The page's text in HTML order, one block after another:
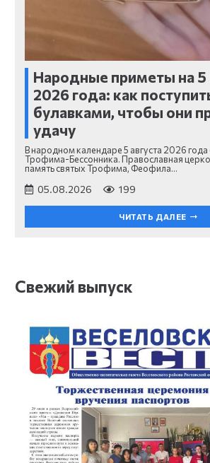
Народные приметы на 5
2026 года: как
булавками, чтобы они
удачу
В народном календаре 5 августа 2026 года
Трофима-Бессонника. Православная
память святых Трофима, Феофила…
05.08.2026 199
ЧИТАТЬ ДАЛЕЕ
Свежий выпуск